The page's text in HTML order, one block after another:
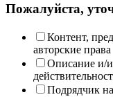
Пожалуйста,
Контент,
авторские права
Описание и/
Подрядчик